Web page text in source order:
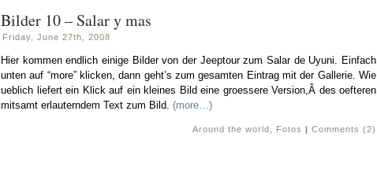
Bilder 10 – Salar y mas
Friday, June 27th, 2008
Hier kommen endlich einige Bilder von der Jeeptour zum Salar de Uyuni. Einfach
unten auf “more” klicken, dann geht’s zum gesamten Eintrag mit der Gallerie. Wie
ueblich liefert ein Klick auf ein kleines Bild eine groessere Version,Â des oefteren
mitsamt erlauterndem Text zum Bild. (more…)
Around the world Fotos | Comments (2)